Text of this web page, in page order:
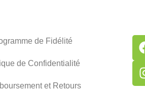
de Fidélité
de Confidentialité
et Retours